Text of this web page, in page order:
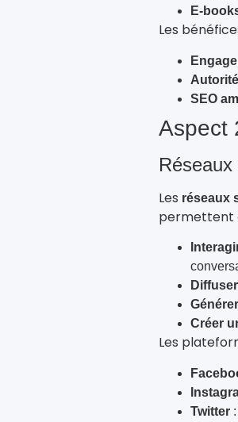
E-
Les
Autorité
SEO
Aspect
Les réseaux
permettent
Créer
Les
Twitter